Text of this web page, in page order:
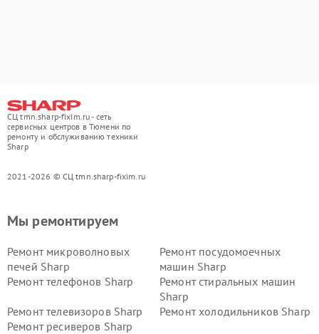
СЦ tmn.sharp-fixim.ru - сеть
сервисных центров в Тюмени по
ремонту и обслуживанию техники
Sharp
2021-2026 © СЦ tmn.sharp-fixim.ru
Мы ремонтируем
Ремонт микроволновых
печей Sharp
Ремонт посудомоечных
машин Sharp
Ремонт телефонов Sharp
Ремонт стиральных машин
Sharp
Ремонт телевизоров Sharp
Ремонт холодильников Sharp
Ремонт ресиверов Sharp